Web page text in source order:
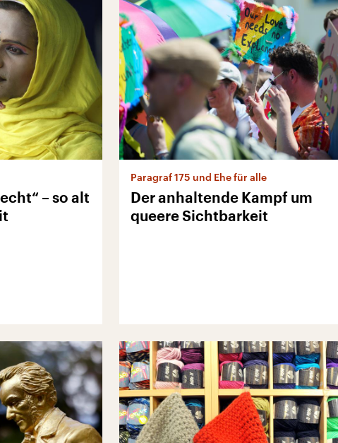
– so alt
Paragraf 175 und Ehe für alle
Der anhaltende Kampf um
queere Sichtbarkeit